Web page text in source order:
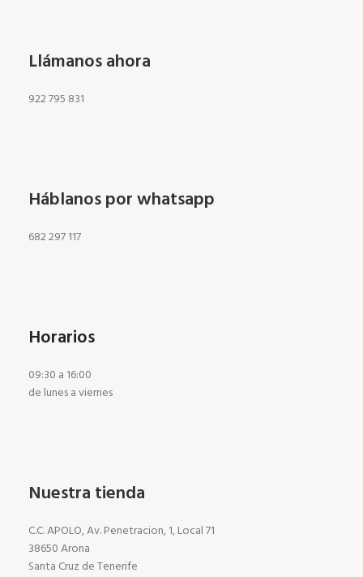
Llámanos ahora
922 795 831
Háblanos por whatsapp
682 297 117
Horarios
09:30 a 16:00
de lunes a viernes
Nuestra tienda
C.C. APOLO, Av. Penetracion, 1, Local 71
38650 Arona
Santa Cruz de Tenerife